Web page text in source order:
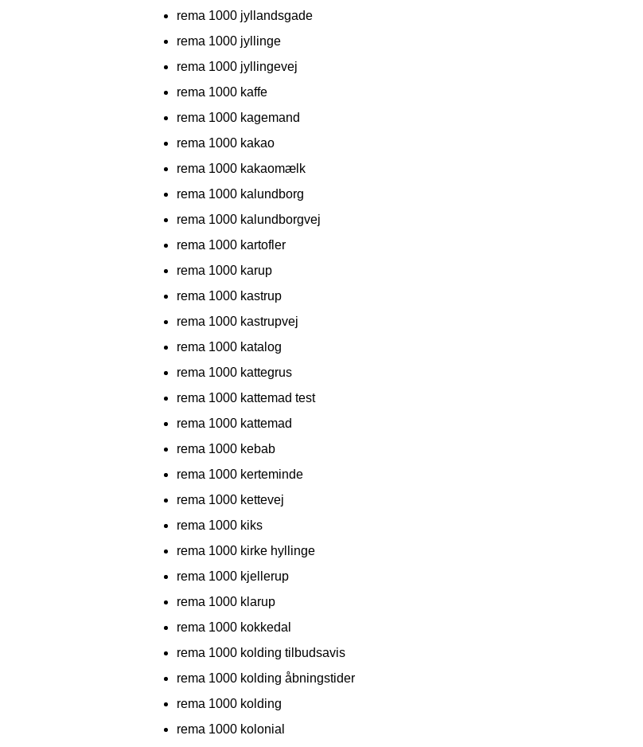
rema 1000 jyllandsgade
rema 1000 jyllinge
rema 1000 jyllingevej
rema 1000 kaffe
rema 1000 kagemand
rema 1000 kakao
rema 1000 kakaomælk
rema 1000 kalundborg
rema 1000 kalundborgvej
rema 1000 kartofler
rema 1000 karup
rema 1000 kastrup
rema 1000 kastrupvej
rema 1000 katalog
rema 1000 kattegrus
rema 1000 kattemad test
rema 1000 kattemad
rema 1000 kebab
rema 1000 kerteminde
rema 1000 kettevej
rema 1000 kiks
rema 1000 kirke hyllinge
rema 1000 kjellerup
rema 1000 klarup
rema 1000 kokkedal
rema 1000 kolding tilbudsavis
rema 1000 kolding åbningstider
rema 1000 kolding
rema 1000 kolonial